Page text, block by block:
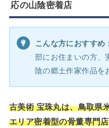
応の山陰密着店
こんな方におすすめ
部にお住まいの方、
陰の郷土作家作品を
古美術 宝珠丸は、鳥取県
エリア密着型の骨董専門店